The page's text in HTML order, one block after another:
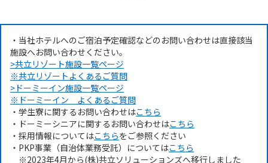
・当社ホテルへのご宿泊予定確認などのお問い合わせは直接該当
施設へお問い合わせください。
>共立リゾート施設一覧ページ
※共立リゾートよくあるご質問
>ドーミーイン施設一覧ページ
※ドーミーイン よくあるご質問
・学生寮に関するお問い合わせはこちら
・ドーミーシニアに関するお問い合わせはこちら
・採用情報についてはこちらをご参照ください
・PKP事業（自治体業務受託）についてはこちら
※2023年4月から(株)共立ソリューションズへ移行しました